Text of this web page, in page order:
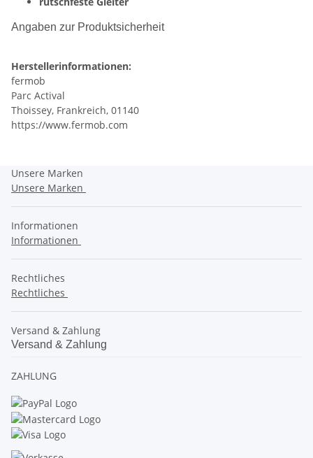
Angaben zur Produktsicherheit
Herstellerinformationen:
fermob
Parc Actival
Thoissey, Frankreich, 01140
https://www.fermob.com
Unsere Marken
Unsere Marken
Informationen
Informationen
Rechtliches
Rechtliches
Versand & Zahlung
Versand & Zahlung
ZAHLUNG